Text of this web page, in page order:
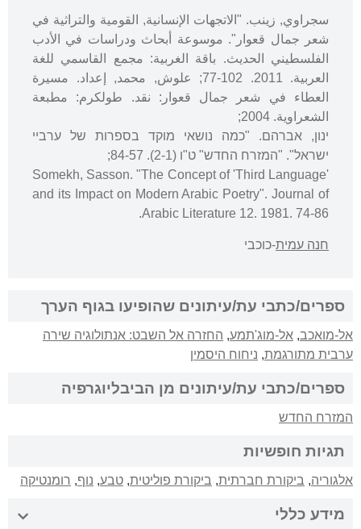
سجراوي, زينب. "الاتجهات الإنسانية, القومية والتراثية في
شعر جمال قعوار". موسوعة أبحاث ودراسات في الأدب
الفلسطيني الحديث. باقة الغربية: مجمع القاسمي للغة
العربية. 2011. 102-77; علوش, محمد, إعداد. مسيرة
العطاء في شعر جمال قعوار: نقد. طولكرم: مطبعة
الشعراوية. 2004;
ינון, אברהם. "כמה נושאי מוקד בספרות של ערביי
ישראל". "המזרח החדש" ט"ו (2-1). 84-57;
Somekh, Sasson. "The Concept of 'Third Language'
and its Impact on Modern Arabic Poetry". Journal of
Arabic Literature 12. 1981. 74-86.
חנה עמית-כוכבי
ספרים/כתבי עת/עיתונים שהופיעו בגוף הערך
אל-מואכב, אל-מוג'תמע, החזרה אל השבט: אנתולוגיה שירה
ערבית מתורגמת, ניחוח היסמין
ספרים/כתבי עת/עיתונים מן הביבליוגרפיה
המזרח החדש
תגיות חופשיות
אלגוריה, ביקורת חברתית, ביקורת פוליטית, טבע, נוף, רומנטיקה
מידע כללי